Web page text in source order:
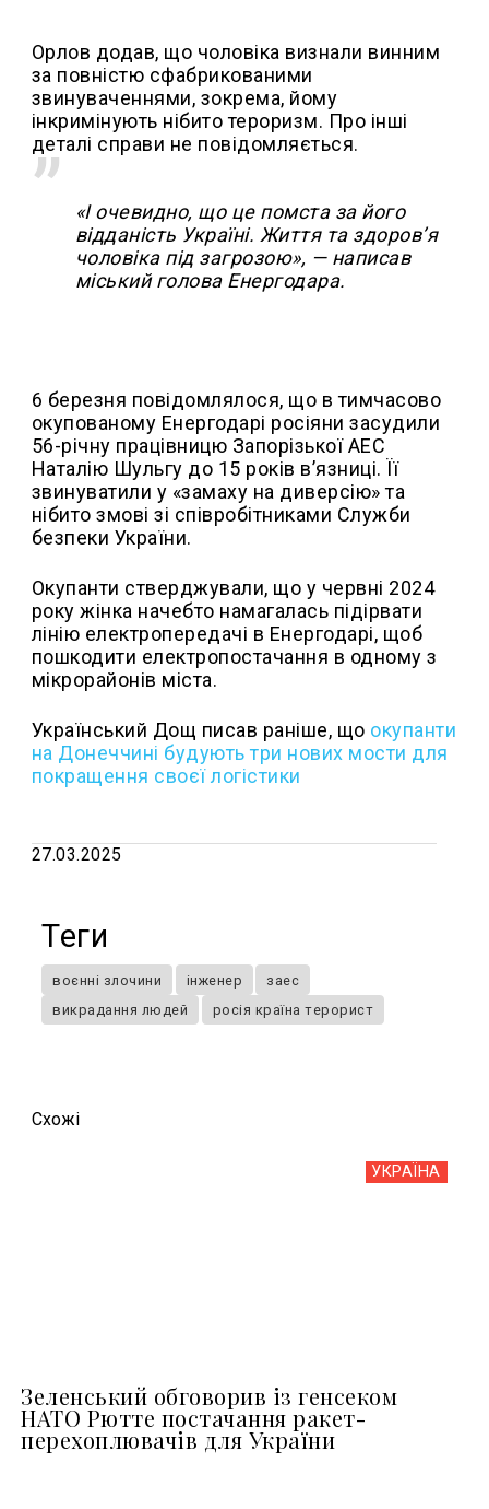
Орлов додав, що чоловіка визнали винним
за повністю сфабрикованими
звинуваченнями, зокрема, йому
інкримінують нібито тероризм. Про інші
деталі справи не повідомляється.
«І очевидно, що це помста за його
відданість Україні. Життя та здоровʼя
чоловіка під загрозою», — написав
міський голова Енергодара.
6 березня повідомлялося, що в тимчасово
окупованому Енергодарі росіяни засудили
56-річну працівницю Запорізької АЕС
Наталію Шульгу до 15 років в’язниці. Її
звинуватили у «замаху на диверсію» та
нібито змові зі співробітниками Служби
безпеки України.
Окупанти стверджували, що у червні 2024
року жінка начебто намагалась підірвати
лінію електропередачі в Енергодарі, щоб
пошкодити електропостачання в одному з
мікрорайонів міста.
Український Дощ писав раніше, що окупанти
на Донеччині будують три нових мости для
покращення своєї логістики
27.03.2025
Теги
воєнні злочини інженер
заес
викрадання людей
росія країна терорист
Схожi
УКРАЇНА
Зеленський обговорив із генсеком
НАТО Рютте постачання ракет-
перехоплювачів для України